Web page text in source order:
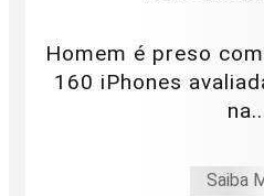
Homem é preso
160 iPhones
Saiba